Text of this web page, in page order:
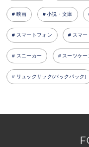
映画 小説・文庫
スマートフォン スマ
スニーカー スーツケー
リュックサック(バックパック)